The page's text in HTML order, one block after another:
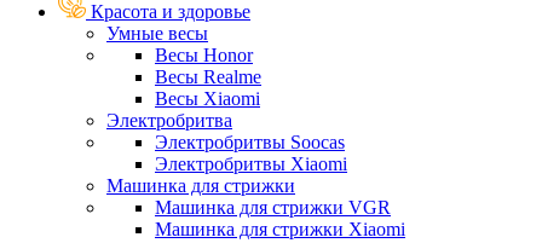
Красота и здоровье
Умные весы
Весы Honor
Весы Realme
Весы Xiaomi
Электробритва
Электробритвы Soocas
Электробритвы Xiaomi
Машинка для стрижки
Машинка для стрижки VGR
Машинка для стрижки Xiaomi